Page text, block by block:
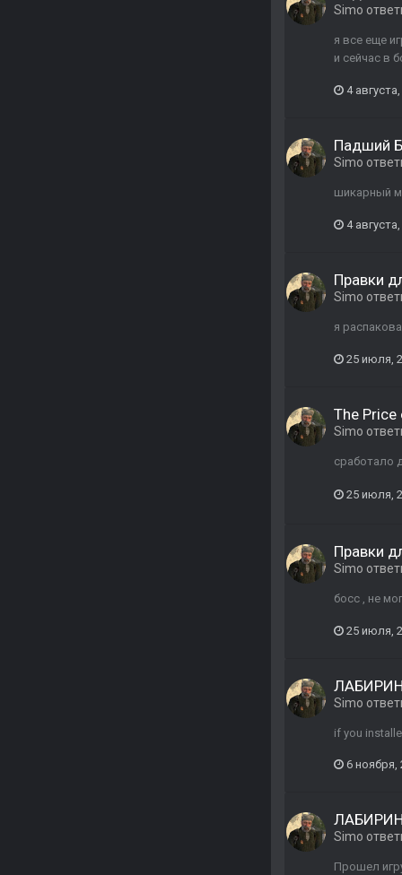
Simo
я все еще
и сейчас в
4
Падший
Simo
шикарный
4
Правки
Simo
я
25 июля,
The
Simo
сработало
25 июля,
Правки
Simo
босс , не
25 июля,
Simo
if you
6 ноября,
Simo
Прошел